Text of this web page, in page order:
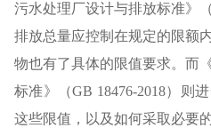
污水处理厂设计与排放标准》
排放总量应控制在规定的限额
物也有了具体的限值要求。而
标准》（GB 18476-2018）则
这些限值，以及如何采取必要